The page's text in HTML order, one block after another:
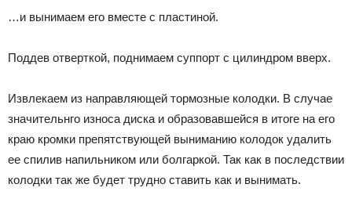
…и вынимаем его вместе с пластиной.
Поддев отверткой, поднимаем суппорт с цилиндром вверх.
Извлекаем из направляющей тормозные колодки. В случае
значительнго износа диска и образовавшейся в итоге на его
краю кромки препятствующей выниманию колодок удалить
ее спилив напильником или болгаркой. Так как в последствии
колодки так же будет трудно ставить как и вынимать.